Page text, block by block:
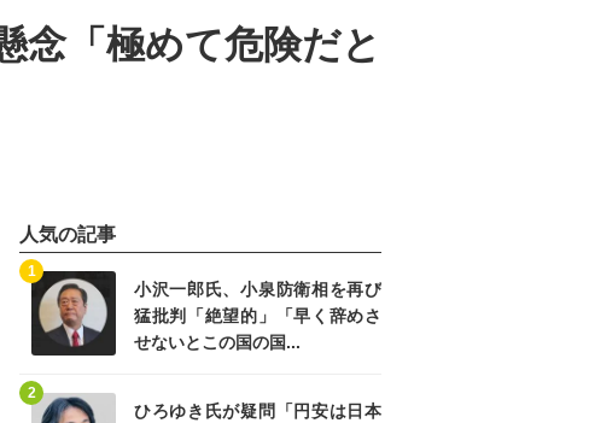
念「極めて危険だと
人気の記事
小沢一郎氏、小泉防衛相を再び
猛批判「絶望的」「早く辞めさ
せないとこの国の国...
1
ひろゆき氏が疑問「円安は日本
2